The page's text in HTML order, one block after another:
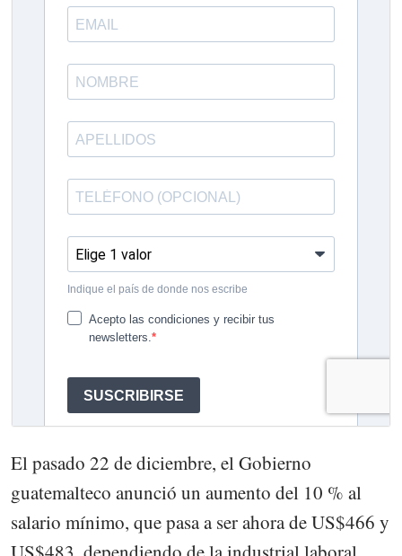
El pasado 22 de diciembre, el Gobierno
guatemalteco anunció un aumento del 10 % al
salario mínimo, que pasa a ser ahora de US$466 y